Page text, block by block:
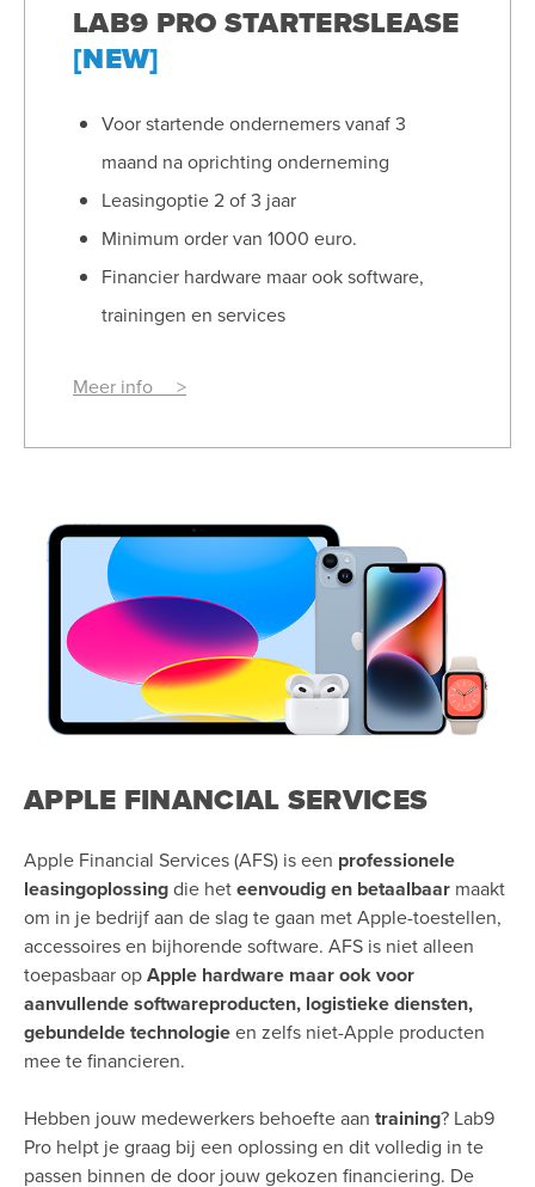
LAB9 PRO STARTERSLEASE
[NEW]
Voor startende ondernemers vanaf 3
maand na oprichting onderneming
Leasingoptie 2 of 3 jaar
Minimum order van 1000 euro.
Financier hardware maar ook software,
trainingen en services
Meer info >
APPLE FINANCIAL SERVICES
Apple Financial Services (AFS) is een professionele
leasingoplossingdie heteenvoudig en betaalbaar maakt
om in je bedrijf aan de slag te gaan met Apple-toestellen,
accessoires en bijhorende software. AFS is niet alleen
toepasbaar opApple hardware maar ook voor
aanvullende softwareproducten, logistieke diensten,
gebundelde technologieen zelfs niet-Apple producten
mee te financieren.
Hebben jouw medewerkers behoefte aan training? Lab9
Pro helpt je graag bij een oplossing en dit volledig in te
passen binnen de door jouw gekozen financiering. De